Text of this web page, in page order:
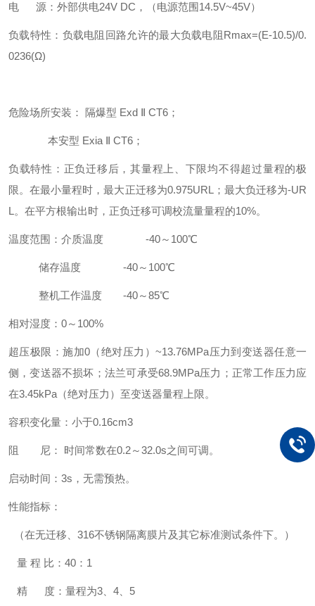
电 源：外部供电24V DC，（电源范围14.5V~45V）
负载特性：负载电阻回路允许的最大负载电阻Rmax=(E-10.5)/0.
0236(Ω)
危险场所安装： 隔爆型 Exd Ⅱ CT6；
本安型 Exia Ⅱ CT6；
负载特性：正负迁移后，其量程上、下限均不得超过量程的极
限。在最小量程时，最大正迁移为0.975URL；最大负迁移为-UR
L。在平方根输出时，正负迁移可调校流量量程的10%。
温度范围：介质温度 -40～100℃
储存温度 -40～100℃
整机工作温度 -40～85℃
相对湿度：0～100%
超压极限：施加0（绝对压力）~13.76MPa压力到变送器任意一
侧，变送器不损坏；法兰可承受68.9MPa压力；正常工作压力应
在3.45kPa（绝对压力）至变送器量程上限。
容积变化量：小于0.16cm3
阻 尼： 时间常数在0.2～32.0s之间可调。
启动时间：3s，无需预热。
性能指标：
（在无迁移、316不锈钢隔离膜片及其它标准测试条件下。）
量 程 比：40：1
精 度：量程为3、4、5